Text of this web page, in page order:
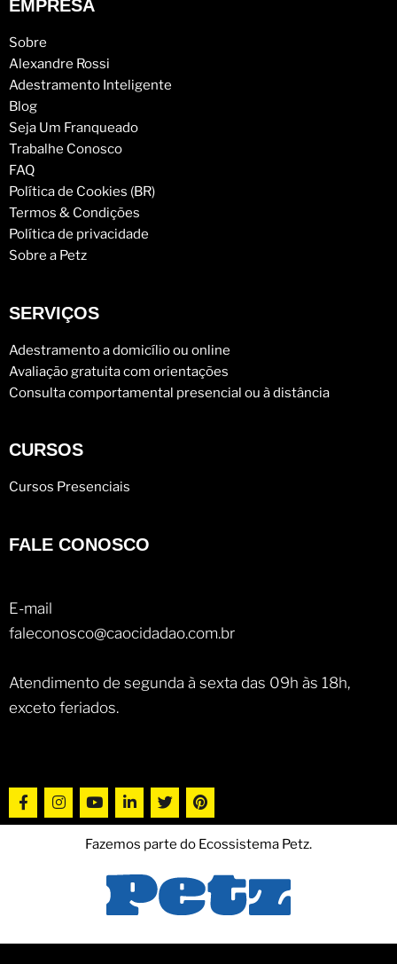
EMPRESA
Sobre
Alexandre Rossi
Adestramento Inteligente
Blog
Seja Um Franqueado
Trabalhe Conosco
FAQ
Política de Cookies (BR)
Termos & Condições
Política de privacidade
Sobre a Petz
SERVIÇOS
Adestramento a domicílio ou online
Avaliação gratuita com orientações
Consulta comportamental presencial ou à distância
CURSOS
Cursos Presenciais
FALE CONOSCO
E-mail
faleconosco@caocidadao.com.br
Atendimento de segunda à sexta das 09h às 18h,
exceto feriados.
Fazemos parte do Ecossistema Petz.